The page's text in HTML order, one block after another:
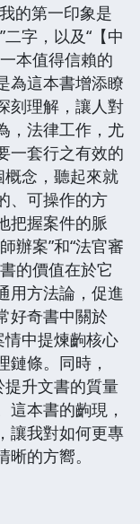
的第一印象是
字，以及“【中
本值得信賴的
為這本書增添瞭
刻理解，讓人對
，法律工作，尤
一套行之有效的
概念，聽起來就
、可操作的方
把握案件的脈
辦案”和“法官審
的價值在於它
用方法論，促進
好奇書中關於
情中提煉齣核心
鏈條。同時，
提升文書的質量
本書的齣現，
讓我對如何更專
的方嚮。